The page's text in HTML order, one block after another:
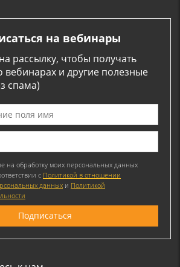
на вебинары
рассылку, чтобы получать
и другие полезные
спама)
на обработку моих персональных данных
с Политикой в отношении
данных и Политикой